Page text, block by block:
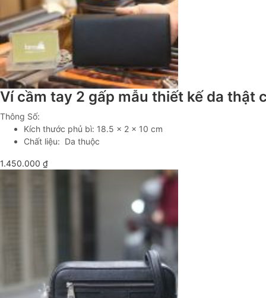
Ví cầm tay 2 gấp mẫu thiết kế da thật
Thông Số:
Kích thước phủ bì: 18.5 x 2 x 10 cm
Chất liệu: Da thuộc
1.450.000 ₫